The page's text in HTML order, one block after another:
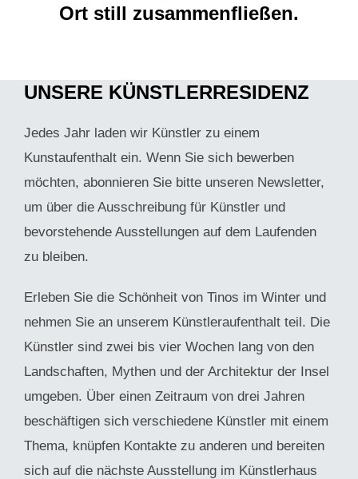
Ort still zusammenfließen.
UNSERE KÜNSTLERRESIDENZ
Jedes Jahr laden wir Künstler zu einem
Kunstaufenthalt ein. Wenn Sie sich bewerben
möchten, abonnieren Sie bitte unseren Newsletter,
um über die Ausschreibung für Künstler und
bevorstehende Ausstellungen auf dem Laufenden
zu bleiben.
Erleben Sie die Schönheit von Tinos im Winter und
nehmen Sie an unserem Künstleraufenthalt teil. Die
Künstler sind zwei bis vier Wochen lang von den
Landschaften, Mythen und der Architektur der Insel
umgeben. Über einen Zeitraum von drei Jahren
beschäftigen sich verschiedene Künstler mit einem
Thema, knüpfen Kontakte zu anderen und bereiten
sich auf die nächste Ausstellung im Künstlerhaus